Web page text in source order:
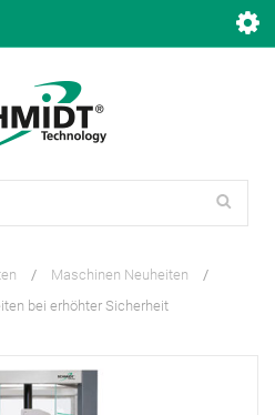
/ Maschinen Neuheiten
/
bei erhöhter Sicherheit